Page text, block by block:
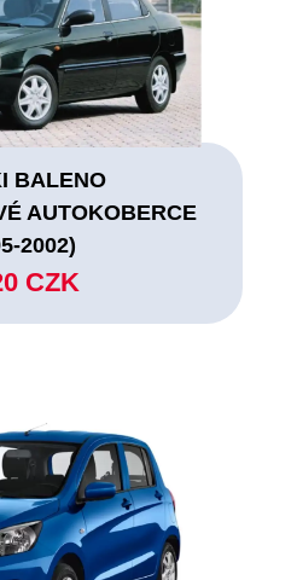
BALENO
AUTOKOBERCE
2002)
CZK